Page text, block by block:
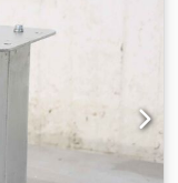
incluye: 02 x
del material:
Incluye
para los pies
de celosía
profundidad 02
Tipo de
x 42 x 3 mm Luz